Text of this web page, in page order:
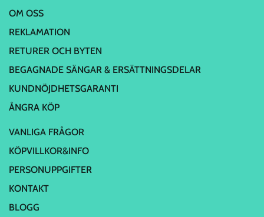
OM OSS
REKLAMATION
RETURER OCH BYTEN
BEGAGNADE SÄNGAR & ERSÄTTNINGSDELAR
KUNDNÖJDHETSGARANTI
ÅNGRA KÖP
VANLIGA FRÅGOR
KÖPVILLKOR&INFO
PERSONUPPGIFTER
KONTAKT
BLOGG